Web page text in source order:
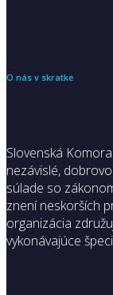
O nás v skratke
Slovenská
nezávislé,
súlade so
znení neskorších
organizácia
vykonávajúce